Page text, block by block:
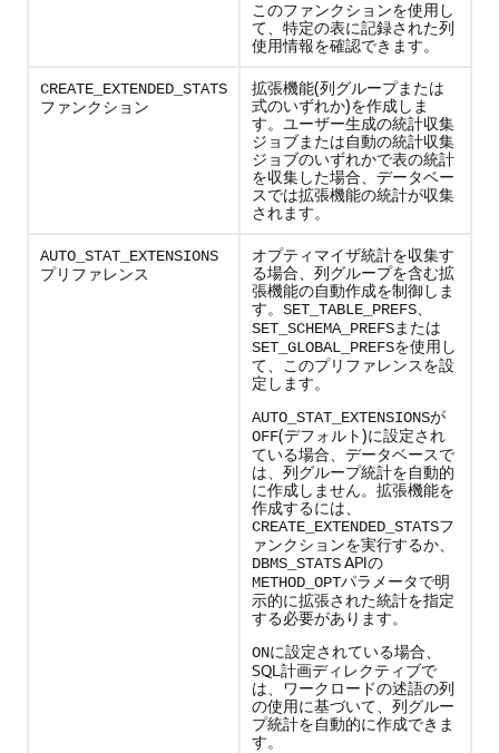
このファンクションを使用し
て、特定の表に記録された列
使用情報を確認できます。
CREATE_EXTENDED_STATS
ファンクション
拡張機能(列グループまたは
式のいずれか)を作成しま
す。ユーザー生成の統計収集
ジョブまたは自動の統計収集
ジョブのいずれかで表の統計
を収集した場合、データベー
スでは拡張機能の統計が収集
されます。
AUTO_STAT_EXTENSIONS
プリファレンス
オプティマイザ統計を収集す
る場合、列グループを含む拡
張機能の自動作成を制御しま
す。 SET_TABLE_PREFS、
SET_SCHEMA_PREFSまたは
SET_GLOBAL_PREFSを使用し
て、このプリファレンスを設
定します。
AUTO_STAT_EXTENSIONSが
OFF(デフォルト)に設定され
ている場合、データベースで
は、列グループ統計を自動的
に作成しません。拡張機能を
作成するには、
CREATE_EXTENDED_STATSフ
ァンクションを実行するか、
DBMS_STATSAPIの
METHOD_OPTパラメータで明
示的に拡張された統計を指定
する必要があります。
ONに設定されている場合、
SQL計画ディレクティブで
は、ワークロードの述語の列
の使用に基づいて、列グルー
プ統計を自動的に作成できま
す。